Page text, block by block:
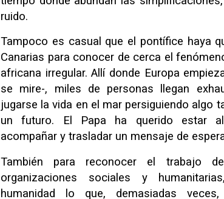
ruido.
Tampoco es casual que el pontífice haya
Canarias para conocer de cerca el
africana irregular. Allí donde Europa
se mire-, miles de personas llegan
jugarse la vida en el mar persiguiendo algo
un futuro. El Papa ha querido estar
acompañar y trasladar un mensaje de
También para reconocer el trabajo
organizaciones sociales y
humanidad lo que, demasiadas